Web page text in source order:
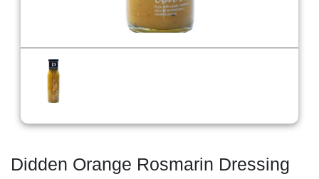
Didden Orange Rosmarin Dressing